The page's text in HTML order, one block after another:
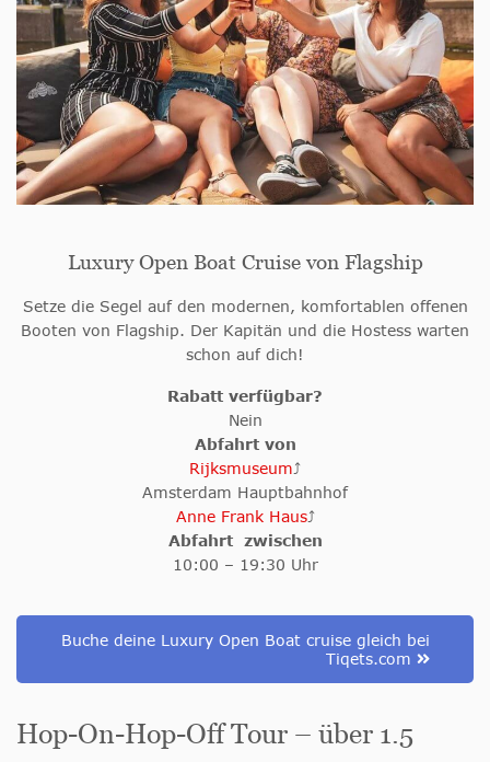
Luxury Open Boat Cruise von Flagship
Setze die Segel auf den modernen, komfortablen offenen
Booten von Flagship. Der Kapitän und die Hostess warten
schon auf dich!
Rabatt verfügbar?
Nein
Abfahrt von
Rijksmuseum⤴
Amsterdam Hauptbahnhof
Anne Frank Haus⤴
Abfahrt zwischen
10:00 – 19:30 Uhr
Buche deine Luxury Open Boat cruise gleich bei
Tiqets.com
Hop-On-Hop-Off Tour – über 1.5